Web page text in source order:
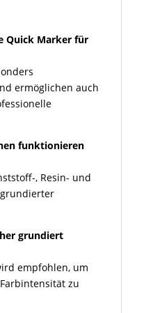
Quick Marker für
ermöglichen auch
funktionieren
, Resin- und
grundiert
empfohlen, um
zu